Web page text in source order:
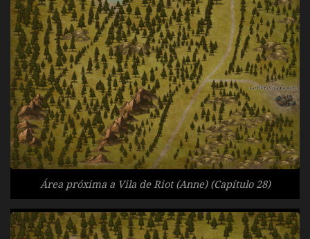
Área próxima a Vila de Riot (Anne) (Capítulo 28)